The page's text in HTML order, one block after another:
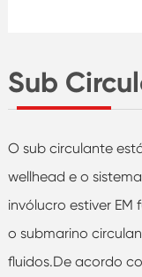
Sub
O sub circulante
wellhead e o
invólucro estiver
o submarino
fluidos.De acordo